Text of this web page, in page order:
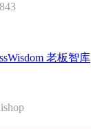
老板智库